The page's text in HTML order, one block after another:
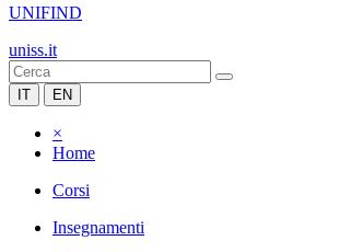
UNIFIND
uniss.it
IT EN
×
Home
Corsi
Insegnamenti